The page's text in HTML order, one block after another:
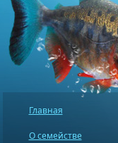
Главная
О семействе